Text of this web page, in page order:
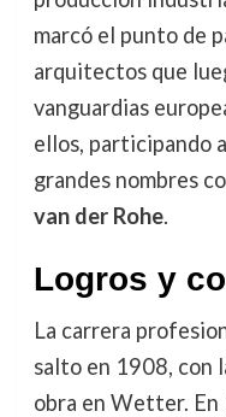
marcó el punto de
arquitectos que
vanguardias
ellos, participando
grandes nombres
van der Rohe.
Logros y
La carrera
salto en 1908, con
obra en Wetter.